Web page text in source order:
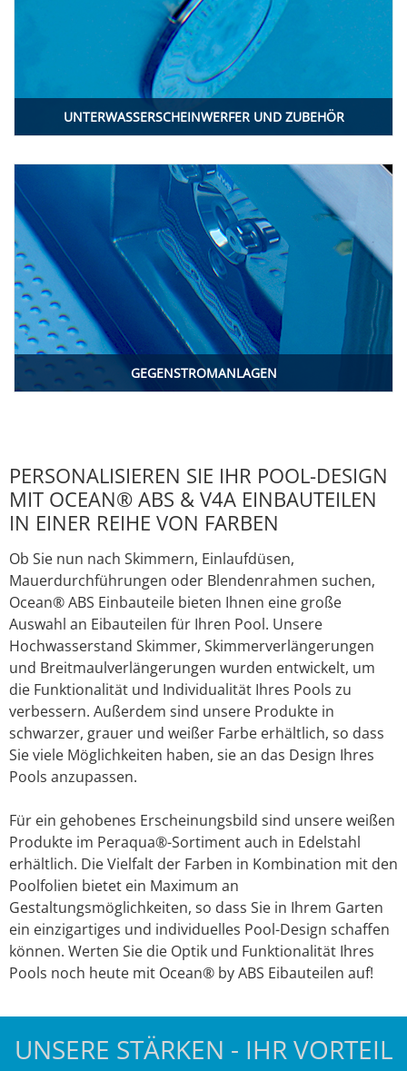
UNTERWASSERSCHEINWERFER UND ZUBEHÖR
GEGENSTROMANLAGEN
PERSONALISIEREN SIE IHR POOL-DESIGN
MIT OCEAN® ABS & V4A EINBAUTEILEN
IN EINER REIHE VON FARBEN
Ob Sie nun nach Skimmern, Einlaufdüsen,
Mauerdurchführungen oder Blendenrahmen suchen,
Ocean® ABS Einbauteile bieten Ihnen eine große
Auswahl an Eibauteilen für Ihren Pool. Unsere
Hochwasserstand Skimmer, Skimmerverlängerungen
und Breitmaulverlängerungen wurden entwickelt, um
die Funktionalität und Individualität Ihres Pools zu
verbessern. Außerdem sind unsere Produkte in
schwarzer, grauer und weißer Farbe erhältlich, so dass
Sie viele Möglichkeiten haben, sie an das Design Ihres
Pools anzupassen.
Für ein gehobenes Erscheinungsbild sind unsere weißen
Produkte im Peraqua®-Sortiment auch in Edelstahl
erhältlich. Die Vielfalt der Farben in Kombination mit den
Poolfolien bietet ein Maximum an
Gestaltungsmöglichkeiten, so dass Sie in Ihrem Garten
ein einzigartiges und individuelles Pool-Design schaffen
können. Werten Sie die Optik und Funktionalität Ihres
Pools noch heute mit Ocean® by ABS Eibauteilen auf!
UNSERE STÄRKEN - IHR VORTEIL